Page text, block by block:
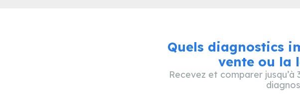
Quels diagnostics
vente ou la
Recevez et comparer